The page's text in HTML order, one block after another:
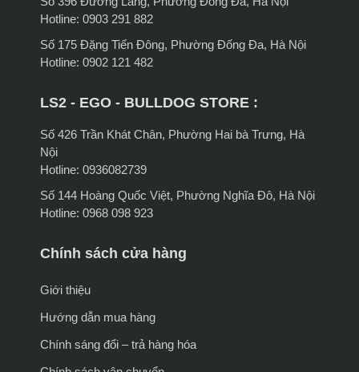
Hotline: 0903 291 882
Số 175 Đặng Tiến Đông, Phường Đống Đa, Hà Nội
Hotline: 0902 121 482
LS2 - EGO - BULLDOG STORE :
Số 426 Trần Khát Chân, Phường Hai bà Trưng, Hà
Nội
Hotline: 0936082739
Số 144 Hoàng Quốc Việt, Phường Nghĩa Đô, Hà Nội
Hotline: 0968 098 923
Chính sách cửa hàng
Giới thiệu
Hướng dẫn mua hàng
Chính sáng đổi – trả hàng hóa